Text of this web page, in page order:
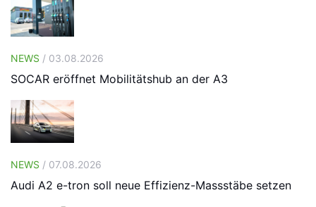
NEWS / 03.08.2026
SOCAR eröffnet Mobilitätshub an der A3
NEWS / 07.08.2026
Audi A2 e-tron soll neue Effizienz-Massstäbe setzen